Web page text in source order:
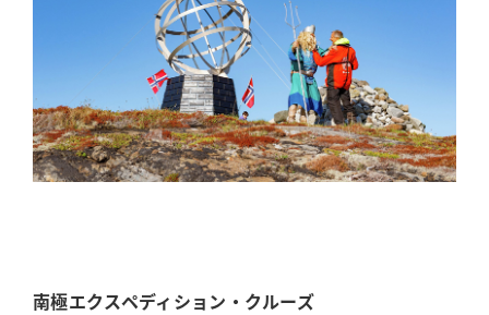
南極エクスペディション・クルーズ